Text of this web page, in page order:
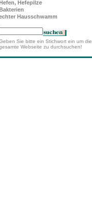
Hefepilze
Hausschwamm
Sie bitte ein Stichwort ein um die
Webseite zu durchsuchen!